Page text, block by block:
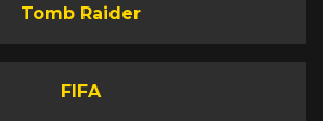
Tomb Raider
FIFA